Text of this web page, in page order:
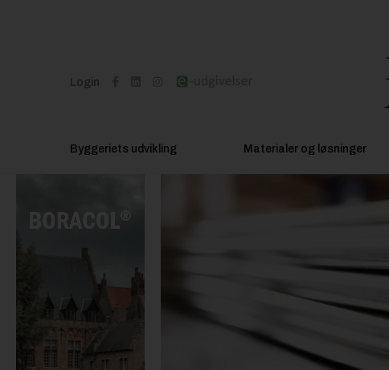
Login
Byggeriets udvikling Materialer og løsninger